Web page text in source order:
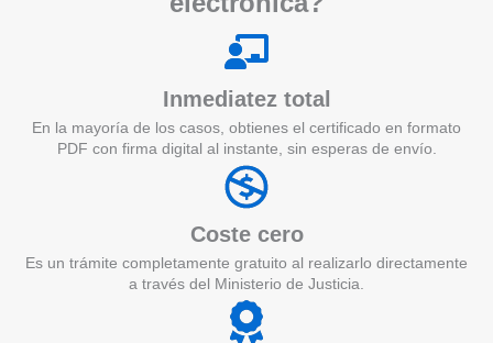
Inmediatez total
En la mayoría de los casos, obtienes el certificado en formato
PDF con firma digital al instante, sin esperas de envío.
Coste cero
Es un trámite completamente gratuito al realizarlo directamente
a través del Ministerio de Justicia.